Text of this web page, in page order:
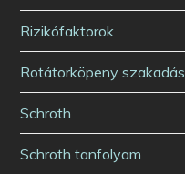
Rizikófaktorok
Rotátorköpeny szakadás
Schroth
Schroth tanfolyam